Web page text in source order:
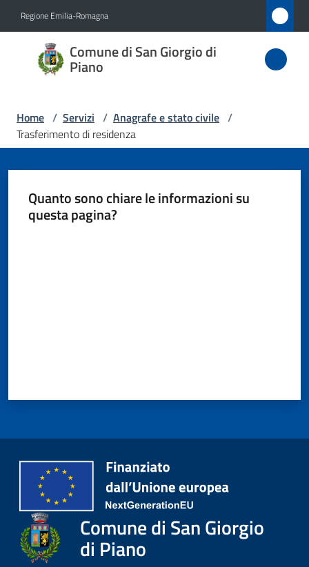
Regione Emilia-Romagna
Comune di San Giorgio di
Piano
Comune
di San
di Piano
Amministrazione
Novità
Amministrazione
o
Home / Servizi / Anagrafe e stato civile /
Trasferimento di residenza
Quanto sono chiare le informazioni su
questa pagina?
Comune di San Giorgio
di Piano